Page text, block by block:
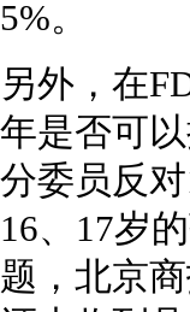
5%。
另外，在
年是否可
分委员反
16、17岁
题，北京